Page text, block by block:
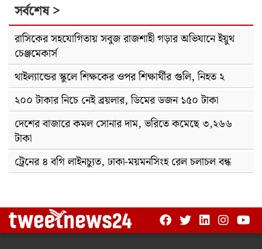
সর্বশেষ >
রাসিকের সহযোগিতায় সবুজ রাজশাহী গড়ার অভিযানে ইয়ুথ
চেঞ্জমেকার্স
থাইল্যান্ডের স্কুলে শিক্ষকের ওপর শিক্ষার্থীর গুলি, নিহত ২
২০০ টাকার নিচে নেই ব্রয়লার, ডিমের ডজন ১৫০ টাকা
দেশের বাজারে কমল সোনার দাম, ভরিতে কমেছে ৩,২৬৬
টাকা
ট্রেনের ৪ বগি লাইনচ্যুত, ঢাকা-ময়মনসিংহ রেল চলাচল বন্ধ